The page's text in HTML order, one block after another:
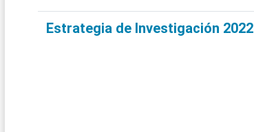
Estrategia de Investigación 2022